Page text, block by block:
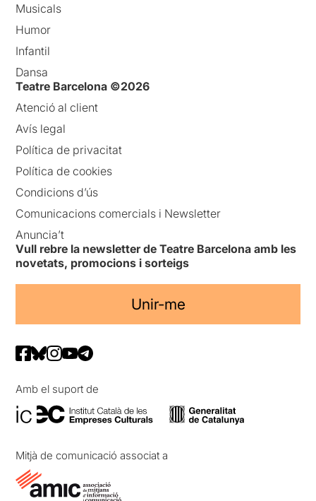
Musicals
Humor
Infantil
Dansa
Teatre Barcelona ©2026
Atenció al client
Avís legal
Política de privacitat
Política de cookies
Condicions d’ús
Comunicacions comercials i Newsletter
Anuncia’t
Vull rebre la newsletter de Teatre Barcelona amb les
novetats, promocions i sorteigs
Unir-me
Amb el suport de
Mitjà de comunicació associat a